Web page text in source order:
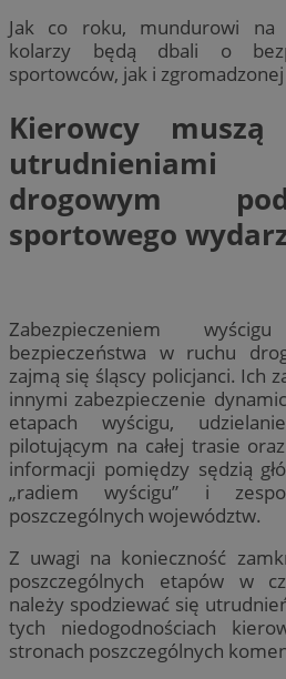
Jak co roku, mundurowi na
kolarzy będą dbali o
sportowców, jak i
Kierowcy
drogowym
sportowego
Zabezpieczeniem
bezpieczeństwa w ruchu
zajmą się śląscy policjanci. Ich
innymi zabezpieczenie
etapach wyścigu,
pilotującym na całej trasie
informacji pomiędzy sędzią
„radiem wyścigu” i
poszczególnych województw.
Z uwagi na konieczność
poszczególnych etapów w
należy spodziewać się
tych niedogodnościach
stronach poszczególnych